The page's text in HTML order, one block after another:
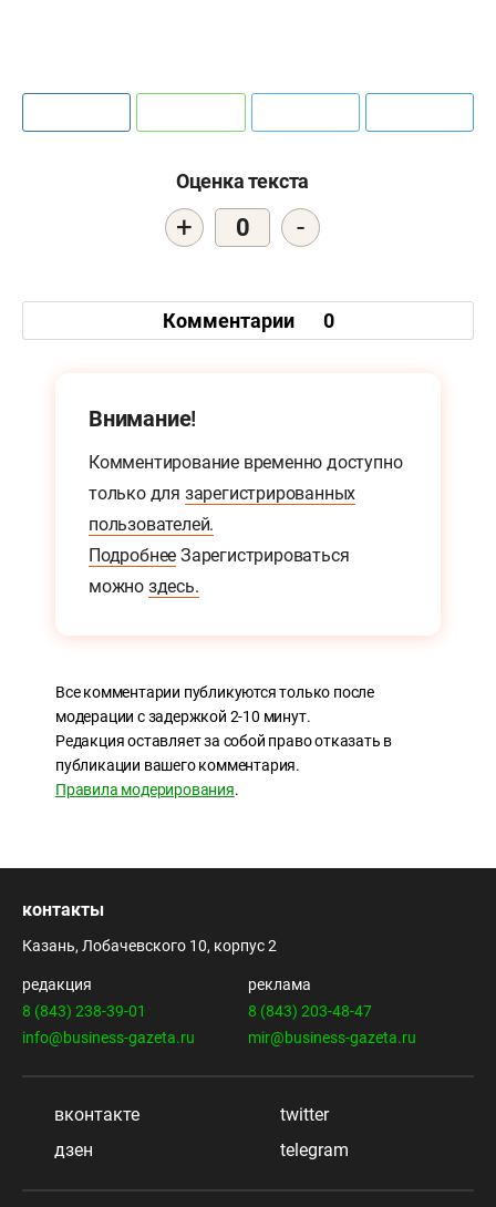
Оценка текста
+ 0 -
Комментарии 0
Внимание!
Комментирование временно доступно
только для зарегистрированных
пользователей.
Подробнее Зарегистрироваться
можно здесь.
Все комментарии публикуются только после
модерации с задержкой 2-10 минут.
Редакция оставляет за собой право отказать в
публикации вашего комментария.
Правила модерирования.
контакты
Казань, Лобачевского 10, корпус 2
редакция
8 (843) 238-39-01
info@business-gazeta.ru
реклама
8 (843) 203-48-47
mir@business-gazeta.ru
вконтакте
twitter
дзен
telegram